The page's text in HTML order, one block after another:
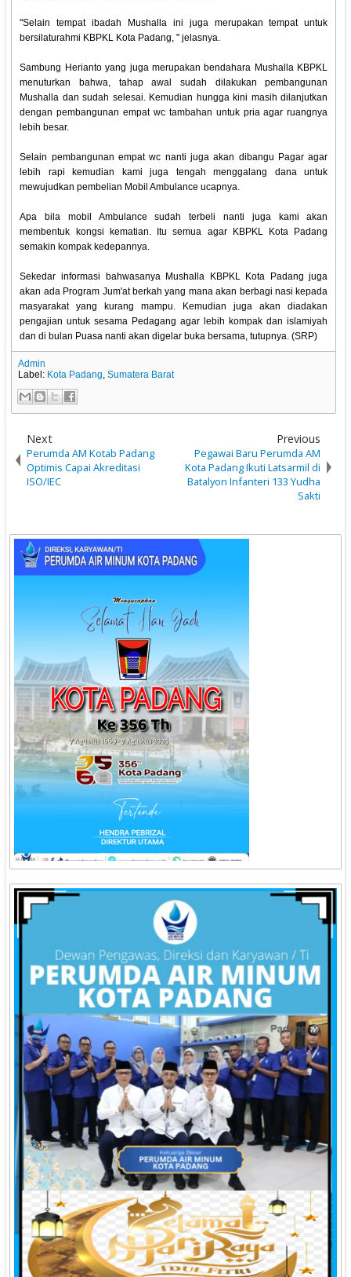
"Selain tempat ibadah Mushalla ini juga merupakan tempat untuk
bersilaturahmi KBPKL Kota Padang, " jelasnya.
Sambung Herianto yang juga merupakan bendahara Mushalla KBPKL
menuturkan bahwa, tahap awal sudah dilakukan pembangunan
Mushalla dan sudah selesai. Kemudian hungga kini masih dilanjutkan
dengan pembangunan empat wc tambahan untuk pria agar ruangnya
lebih besar.
Selain pembangunan empat wc nanti juga akan dibangu Pagar agar
lebih rapi kemudian kami juga tengah menggalang dana untuk
mewujudkan pembelian Mobil Ambulance ucapnya.
Apa bila mobil Ambulance sudah terbeli nanti juga kami akan
membentuk kongsi kematian. Itu semua agar KBPKL Kota Padang
semakin kompak kedepannya.
Sekedar informasi bahwasanya Mushalla KBPKL Kota Padang juga
akan ada Program Jum'at berkah yang mana akan berbagi nasi kepada
masyarakat yang kurang mampu. Kemudian juga akan diadakan
pengajian untuk sesama Pedagang agar lebih kompak dan islamiyah
dan di bulan Puasa nanti akan digelar buka bersama, tutupnya. (SRP)
Admin
Label: Kota Padang,Sumatera Barat
Next
Perumda AM Kotab Padang
Optimis Capai Akreditasi
ISO/IEC
Previous
Pegawai Baru Perumda AM
Kota Padang Ikuti Latsarmil di
Batalyon Infanteri 133 Yudha
Sakti